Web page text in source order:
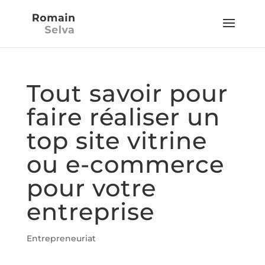
Tout savoir pour
faire réaliser un
top site vitrine
ou e-commerce
pour votre
entreprise
Entrepreneuriat